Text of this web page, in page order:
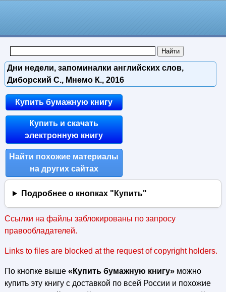
Дни недели, запоминалки английских слов,
Диборский С., Мнемо К., 2016
Купить бумажную книгу
Купить и скачать
электронную книгу
Найти похожие материалы
на других сайтах
Подробнее о кнопках "Купить"
Ссылки на файлы заблокированы по запросу
правообладателей.
Links to files are blocked at the request of copyright holders.
По кнопке выше «Купить бумажную книгу»можно
купить эту книгу с доставкой по всей России и похожие